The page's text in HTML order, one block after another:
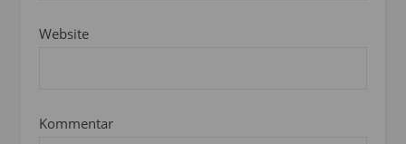
Website
Kommentar